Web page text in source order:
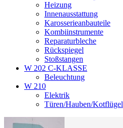
Heizung
Innenausstattung
Karosserieanbauteile
Kombiinstrumente
Reparaturbleche
Rückspiegel
Stoßstangen
W 202 C-KLASSE
Beleuchtung
W 210
Elektrik
Türen/Hauben/Kotflügel